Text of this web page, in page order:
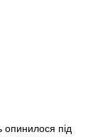
опинилося під